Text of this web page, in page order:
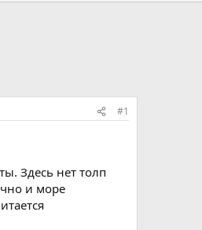
#1
Здесь нет толп
и море